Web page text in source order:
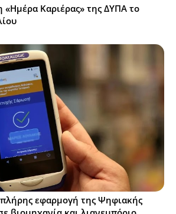
«Ημέρα Καριέρας» της ΔΥΠΑ το
εφαρμογή της Ψηφιακής